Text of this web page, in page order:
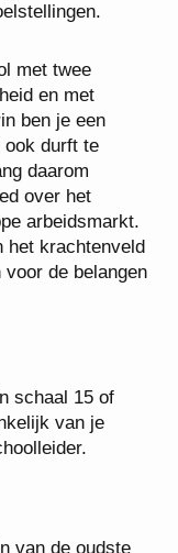
aan onze
met twee
en met
ben je een
durft te
daarom
over het
arbeidsmarkt.
het
te komen
schaal 15 of
van je